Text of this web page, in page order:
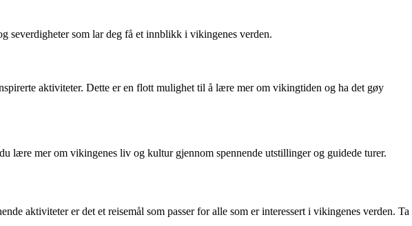
severdigheter som lar deg få et innblikk i vikingenes verden.
aktiviteter. Dette er en flott mulighet til å lære mer om vikingtiden og ha det gøy
lære mer om vikingenes liv og kultur gjennom spennende utstillinger og guidede turer.
aktiviteter er det et reisemål som passer for alle som er interessert i vikingenes verden. Ta